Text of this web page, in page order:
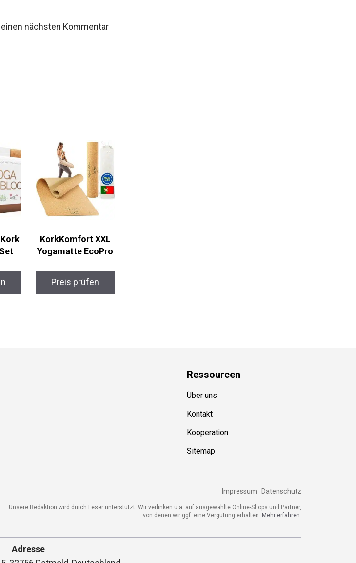
nächsten Kommentar
KorkKomfort XXL
Yogamatte EcoPro
Preis prüfen
Ressourcen
Über uns
Kontakt
Kooperation
Sitemap
Impressum Datenschutz
Unsere Redaktion wird durch Leser unterstützt. Wir verlinken u.a. auf ausgewählte Online-Shops und Partner,
von denen wir ggf. eine Vergütung erhalten. Mehr erfahren.
Adresse